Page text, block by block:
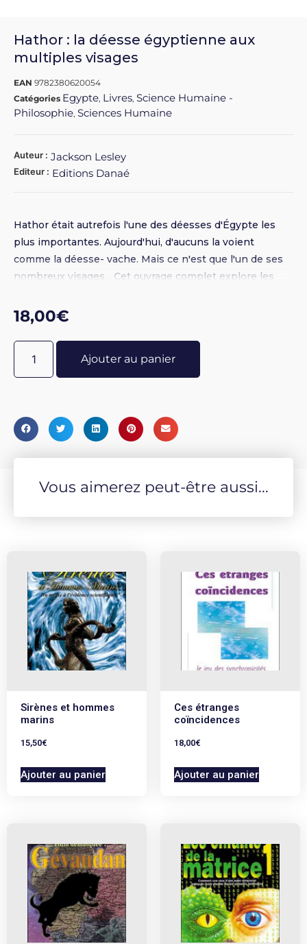
Hathor : la déesse égyptienne aux
multiples visages
EAN 9782380620054
Catégories Egypte, Livres, Science Humaine -
Philosophie, Sciences Humaine
Auteur : Jackson Lesley
Editeur : Editions Danaé
Hathor était autrefois l'une des déesses d'Égypte les
plus importantes. Aujourd'hui, d'aucuns la voient
comme la déesse- vache. Mais ce n'est que l'un de ses
nombreux visages... Cet ouvrage complet explore les
d'autres divinités, ses temples, son culte, ses festivals
et son déclin subséquent vers la fin de la période gréco-
romaine. Lesley Jackson puise dans un grand nombre
de sources historiques, dont des papyrus magiques, des
stèles, des statues, des bijoux, des objets rituels et des
cette déesse fascinante. Elle parvient ainsi à nous faire
18,00€
Ajouter au panier
Vous aimerez peut-être aussi...
Sirènes et hommes
marins
15,50€
Ajouter au panier
Ces étranges
coïncidences
18,00€
Ajouter au panier